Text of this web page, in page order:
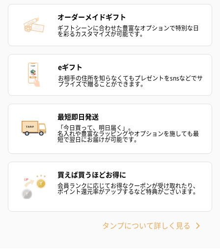
オーダーメイドギフト
ギフトシーンに合わせた豊富なオプションで特別な日
を彩るカスタマイズが可能です。
eギフト
お相手の住所を知らなくてもプレゼントをsnsなどでサ
プライズで贈ることができます。
最短即日発送
「今日買って、明日届く」。
名入れや豊富なラッピングやオプションを施しても最
短で翌日にお届けが可能です。
買えば買うほどお得に
会員ランクに応じてお得なクーポンが受け取れたり、
ポイント還元率がアップするなど特典がございます。
タンプについて詳しく見る